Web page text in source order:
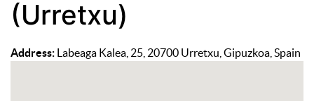
(Urretxu)
Address: Labeaga Kalea, 25, 20700 Urretxu, Gipuzkoa, Spain